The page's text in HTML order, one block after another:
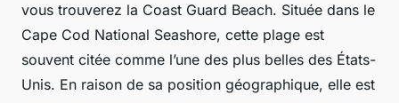
vous trouverez la Coast Guard Beach. Située dans le
Cape Cod National Seashore, cette plage est
souvent citée comme l’une des plus belles des États-
Unis. En raison de sa position géographique, elle est